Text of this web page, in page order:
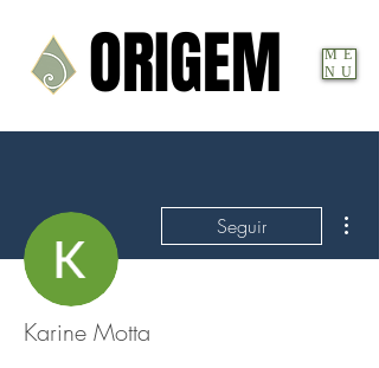
ME
NU
ORIGEM
ORIGEM
Seguir
Karine Motta